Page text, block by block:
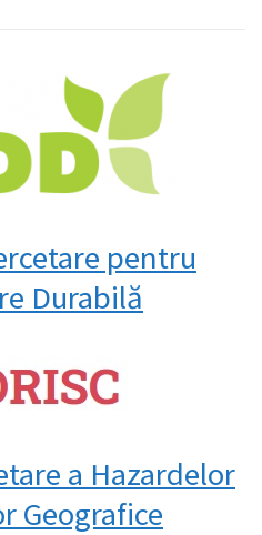
pentru
Durabilă
a Hazardelor
Geografice